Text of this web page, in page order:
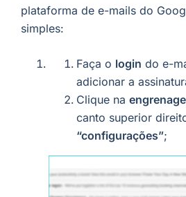
plataforma de e-mails do
simples:
Faça o login do e-
adicionar a
Clique na
canto superior
“configurações”;